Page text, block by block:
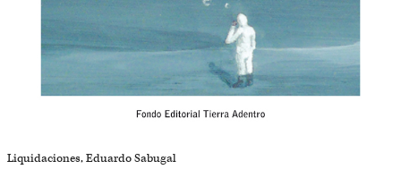
Liquidaciones, Eduardo Sabugal